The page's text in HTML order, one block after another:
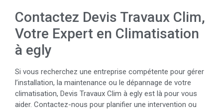
Contactez Devis Travaux Clim,
Votre Expert en Climatisation
à egly
Si vous recherchez une entreprise compétente pour gérer
l’installation, la maintenance ou le dépannage de votre
climatisation, Devis Travaux Clim à egly est là pour vous
aider. Contactez-nous pour planifier une intervention ou